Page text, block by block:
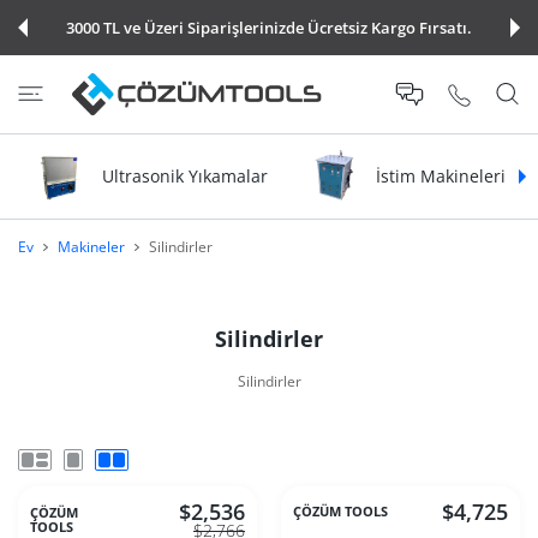
ATLAKargo Fırsatı. Saat 15:00'a Kadar Verdiğiniz Tüm
Kargoya Teslim Edilir.
Ultrasonik Yıkamalar İstim Makineleri
Ev Makineler Silindirler
Silindirler
Silindirler
ÇÖZÜM
TOOLS
$2,536
$2,766
ÇÖZÜM TOOLS $4,725